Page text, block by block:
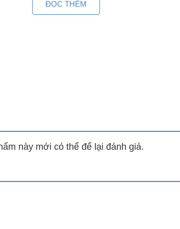
hợp cho căn phòng có diện tích 10-15m2.
hơn và thoải mái hơn nữa
ĐỌC THÊM
này mới có thể để lại đánh giá.